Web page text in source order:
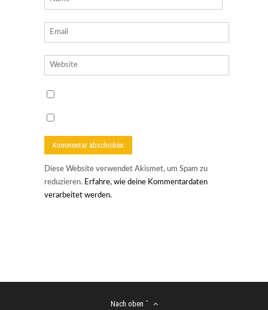
Diese Website verwendet Akismet, um Spam zu
reduzieren. Erfahre, wie deine Kommentardaten
verarbeitet werden.
Nach oben ˆ